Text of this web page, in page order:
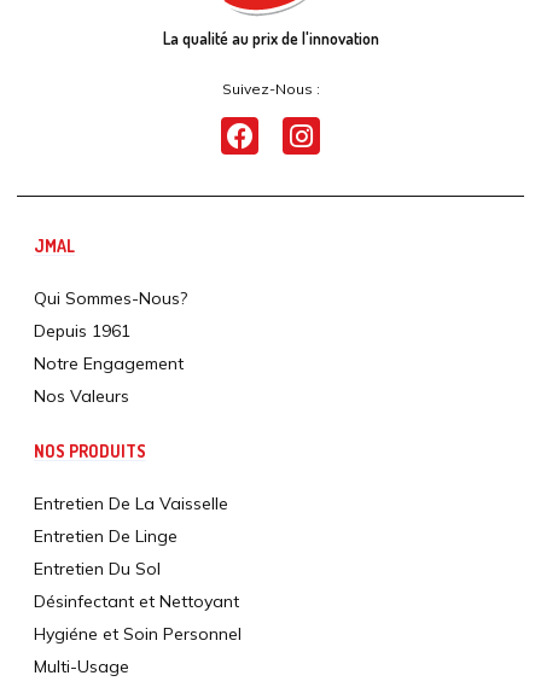
La qualité au prix de l'innovation
Suivez-Nous :
JMAL
Qui Sommes-Nous?
Depuis 1961
Notre Engagement
Nos Valeurs
NOS PRODUITS
Entretien De La Vaisselle
Entretien De Linge
Entretien Du Sol
Désinfectant et Nettoyant
Hygiéne et Soin Personnel
Multi-Usage